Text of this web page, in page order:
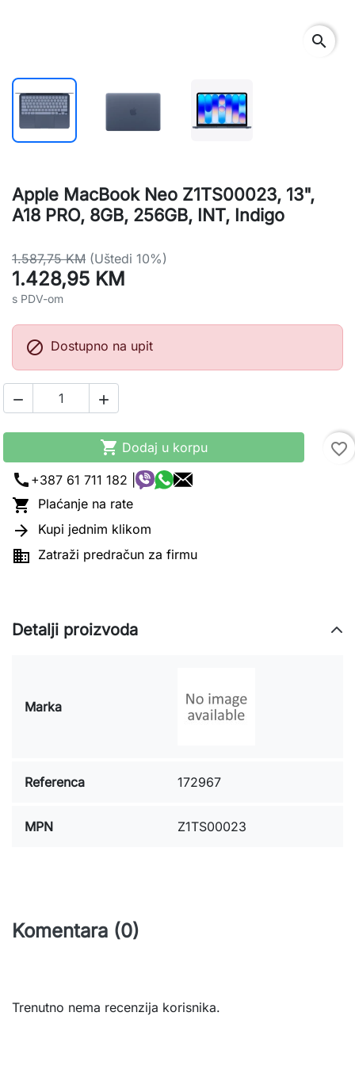
search
Apple MacBook Neo Z1TS00023, 13",
A18 PRO, 8GB, 256GB, INT, Indigo
1.587,75 KM (Uštedi 10%)
1.428,95 KM
s PDV-om
 Dostupno na upit
 
 Dodaj u korpu
favorite_border
call +387 61 711 182 |
 Plaćanje na rate
 Kupi jednim klikom
 Zatraži predračun za firmu
Detalji proizvoda
Marka
Referenca 172967
MPN Z1TS00023
Komentara (0)
Trenutno nema recenzija korisnika.